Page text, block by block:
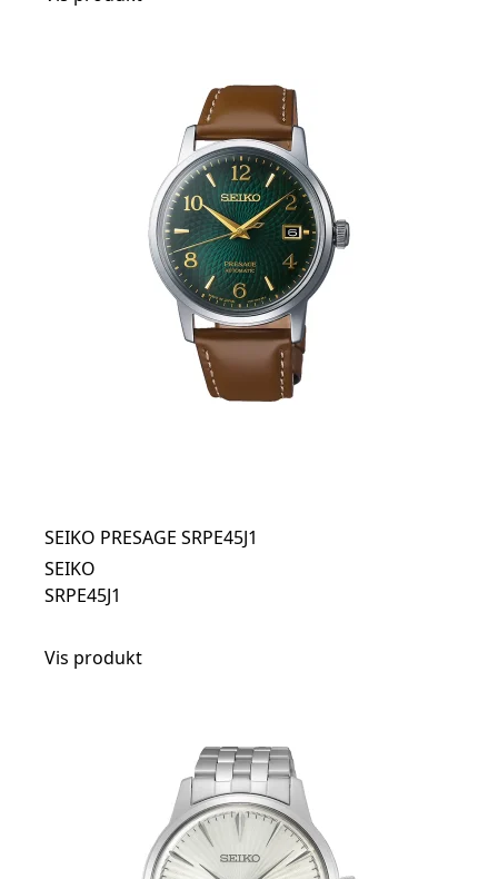
SEIKO PRESAGE SRPE45J1
SEIKO
SRPE45J1
Vis produkt